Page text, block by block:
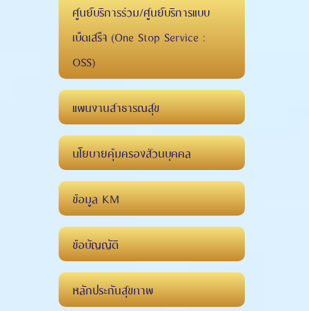
ศูนย์บริการร่วม/ศูนย์บริการแบบ
เบ็ดเสร็จ (One Stop Service :
OSS)
แผนงานสาธารณสุข
นโยบายคุ้มครองส่วนบุคคล
ข้อมูล KM
ข้อบัญญัติ
หลักประกันสุขภาพ